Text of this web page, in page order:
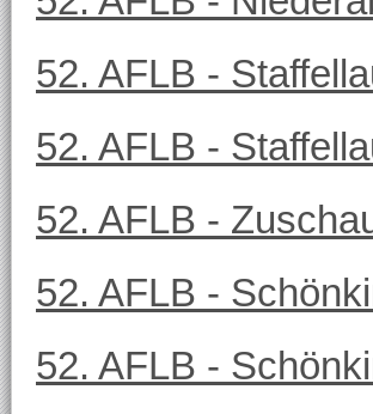
52. AFLB -
52. AFLB -
52. AFLB -
52. AFLB -
52. AFLB -